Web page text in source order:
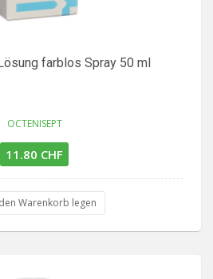
farblos Spray 50 ml
OCTENISEPT
11.80 CHF
Warenkorb legen